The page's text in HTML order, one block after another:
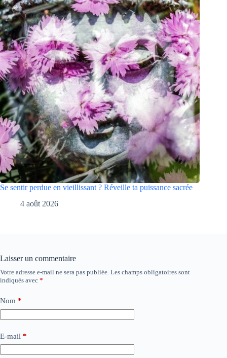
Se sentir perdue en vieillissant ? Réveille ta puissance sacrée
4 août 2026
Laisser un commentaire
Votre adresse e-mail ne sera pas publiée. Les champs obligatoires sont
indiqués avec *
Nom *
E-mail *